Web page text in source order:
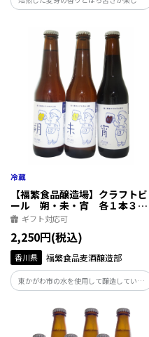
る黒いビール。しっかりめの味わいなの
く、時間をかけてゆっくりと飲んでいた
だきたいビールです。
【福繁食品醸造場】クラフトビ
ール 朔・未・宵 各１本３本
セット 330ml
ギフト対応可
2,250円(税込)
香川県 福繁食品麦酒醸造部
東かがわ市の水を使用して醸造していま
す。焙煎麦芽の香りとほろ苦さが楽しめ、
後味はすっきり。フルーティーで優しい
飲み口や、苦味控えめな黒ビール、どん
な料理にも合う定番ビールの３本セット